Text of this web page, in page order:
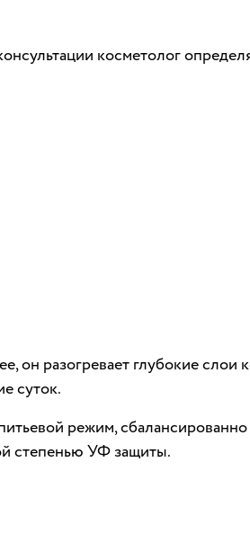
косметолог
разогревает глубокие слои
суток.
режим, сбалансированно
степенью УФ защиты.